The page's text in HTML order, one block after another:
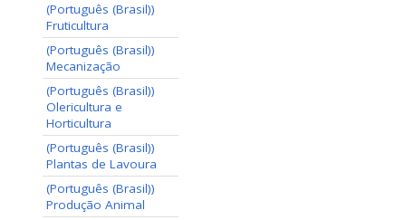
(Português (Brasil))
Fruticultura
(Português (Brasil))
Mecanização
(Português (Brasil))
Olericultura e
Horticultura
(Português (Brasil))
Plantas de Lavoura
(Português (Brasil))
Produção Animal